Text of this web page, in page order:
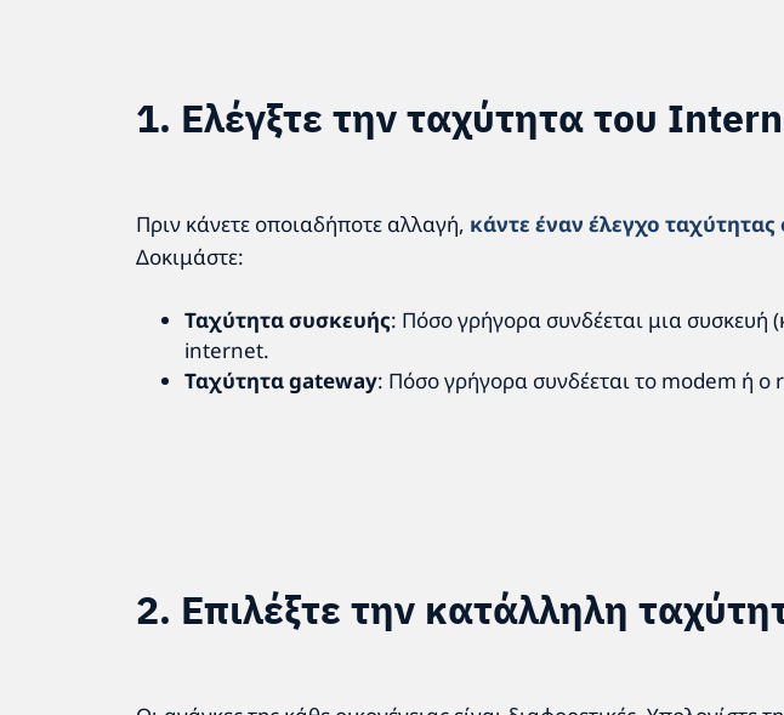
1. Ελέγξτε την ταχύτητα του
Πριν κάνετε οποιαδήποτε αλλαγή, κάντε έναν έλεγχο ταχύτητας
Δοκιμάστε:
Ταχύτητα συσκευής: Πόσο γρήγορα συνδέεται μια συσκευή
internet.
Ταχύτητα gateway: Πόσο γρήγορα συνδέεται το modem ή ο
2. Επιλέξτε την κατάλληλη